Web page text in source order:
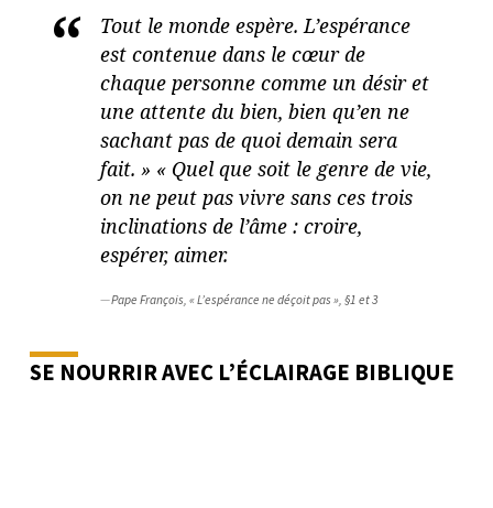
Tout le monde espère. L’espérance
est contenue dans le cœur de
chaque personne comme un désir et
une attente du bien, bien qu’en ne
sachant pas de quoi demain sera
fait. » « Quel que soit le genre de vie,
on ne peut pas vivre sans ces trois
inclinations de l’âme : croire,
espérer, aimer.
Pape François, « L’espérance ne déçoit pas », §1 et 3
SE NOURRIR AVEC L’ÉCLAIRAGE BIBLIQUE